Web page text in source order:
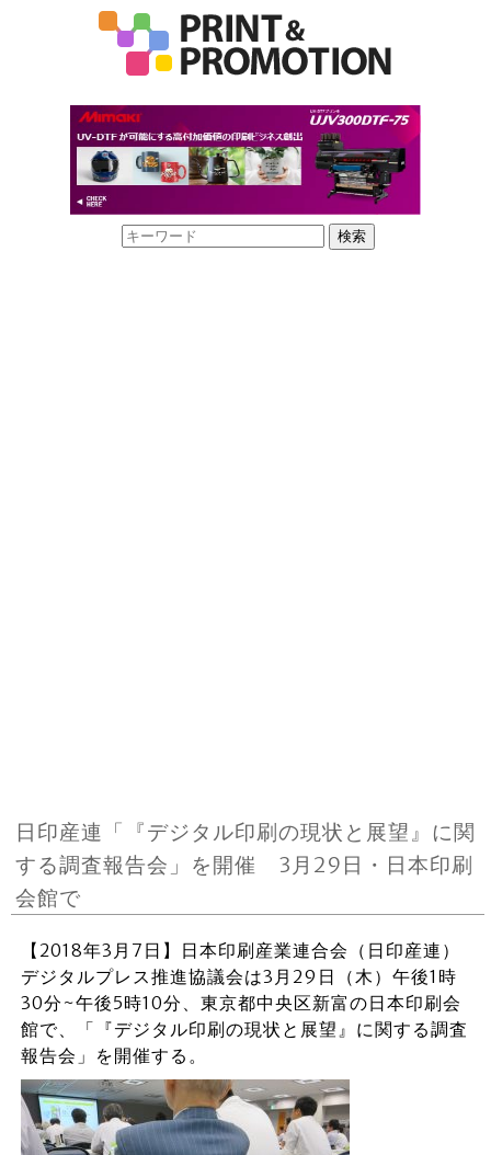
日印産連「『デジタル印刷の現状と展望』に関
する調査報告会」を開催 3月29日・日本印刷
会館で
【2018年3月7日】日本印刷産業連合会（日印産連）
デジタルプレス推進協議会は3月29日（木）午後1時
30分~午後5時10分、東京都中央区新富の日本印刷会
館で、「『デジタル印刷の現状と展望』に関する調査
報告会」を開催する。